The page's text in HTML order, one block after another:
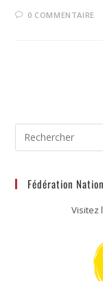
0 COMMENTAIRE
Fédération
Visitez